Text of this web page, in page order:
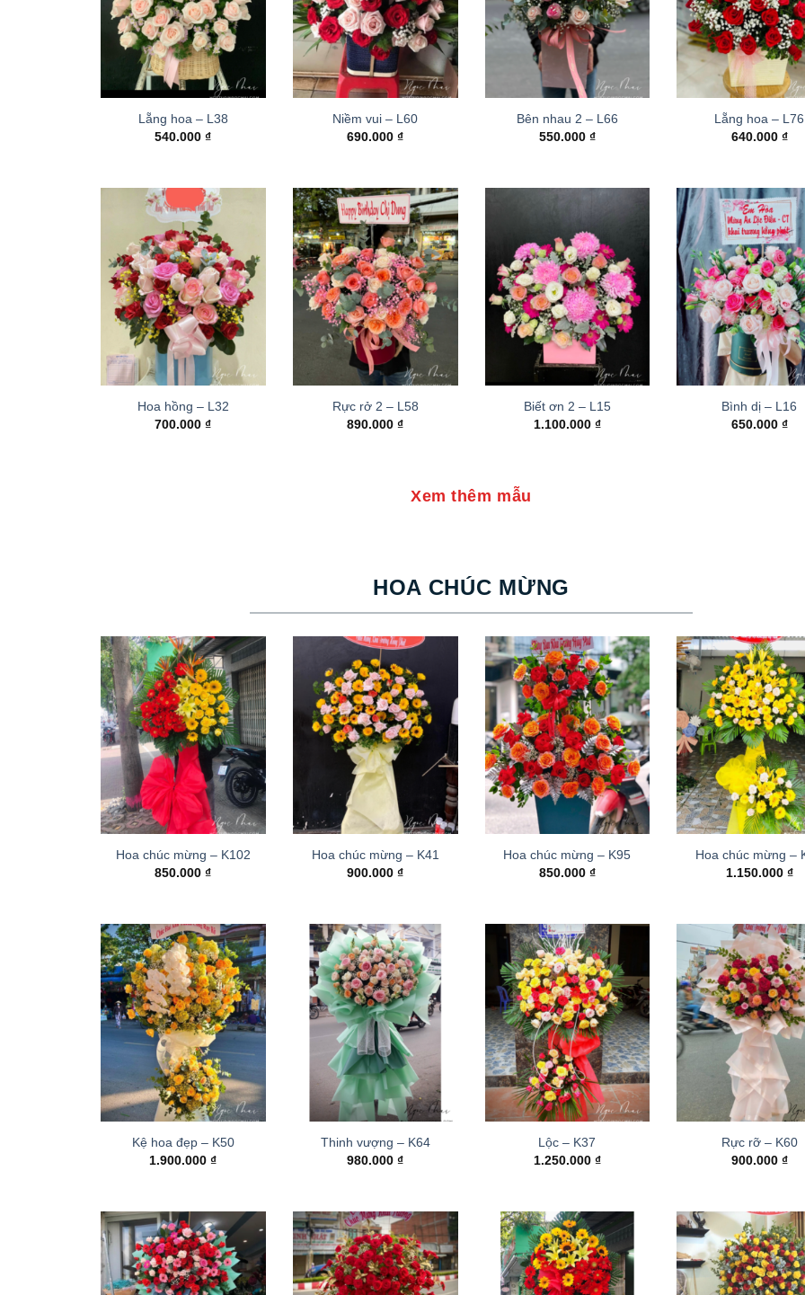
Lẵng hoa – L38
540.000₫
Niềm vui – L60
690.000₫
Bên nhau 2 – L66
550.000 ₫
Lẵng hoa – L76
640.000 ₫
Hoa hồng – L32
700.000₫
Rực rở 2 – L58
890.000₫
Biết ơn 2 – L15
1.100.000 ₫
Bình dị – L16
650.000 ₫
Xem thêm mẫu
HOA CHÚC MỪNG
Hoa chúc mừng – K102
850.000₫
Hoa chúc mừng – K41
900.000₫
Hoa chúc mừng – K95
850.000 ₫
Hoa chúc mừng –
1.150.000 ₫
Kệ hoa đẹp – K50
1.900.000₫
Thinh vượng – K64
980.000₫
Lộc – K37
1.250.000 ₫
Rực rỡ – K60
900.000 ₫